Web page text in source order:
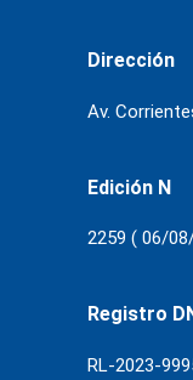
Dirección
Av.
Edición N
2259 ( 06/
Registro
RL-2023-